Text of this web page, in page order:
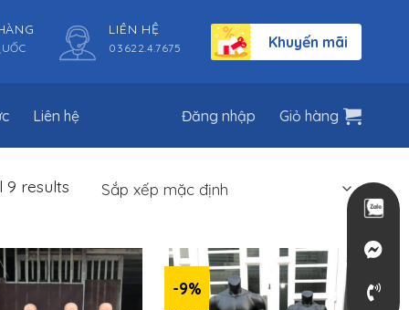
LIÊN HỆ
03622.4.7675 Khuyến mãi
Liên hệ Đăng nhập Giỏ hàng
9 results
-9%